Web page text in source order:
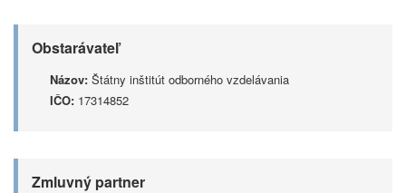
Obstarávateľ
Názov: Štátny inštitút odborného vzdelávania
IČO: 17314852
Zmluvný partner